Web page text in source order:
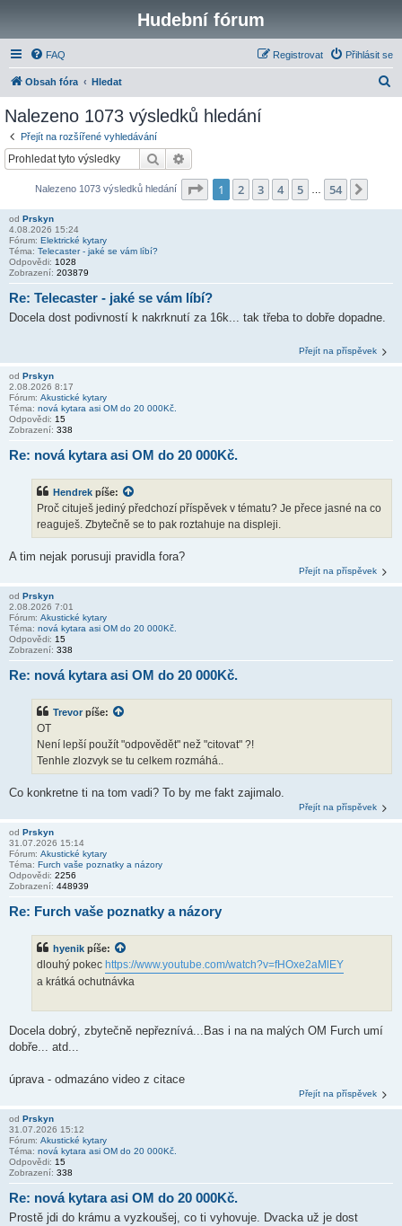
Hudební fórum
FAQ Přihlásit se
Registrovat
Obsah fóra Hledat
Nalezeno 1073 výsledků hledání
Přejít na rozšířené vyhledávání
Hledat
Nalezeno 1073 výsledků hledání Stránka z 54
1 2 3 4 5 54
od Prskyn
4.08.2026 15:24
Fórum: Elektrické kytary
Téma: Telecaster - jaké se vám líbí?
Odpovědi: 1028
Zobrazení: 203879
Re: Telecaster - jaké se vám líbí?
Docela dost podivností k nakrknutí za 16k... tak třeba to dobře dopadne.
Přejít na příspěvek
od Prskyn
2.08.2026 8:17
Fórum: Akustické kytary
Téma: nová kytara asi OM do 20 000Kč.
Odpovědi: 15
Zobrazení: 338
Re: nová kytara asi OM do 20 000Kč.
Hendrek píše:
Proč cituješ jediný předchozí příspěvek v tématu? Je přece jasné na co
reaguješ. Zbytečně se to pak roztahuje na displeji.
A tim nejak porusuji pravidla fora?
Přejít na příspěvek
od Prskyn
2.08.2026 7:01
Fórum: Akustické kytary
Téma: nová kytara asi OM do 20 000Kč.
Odpovědi: 15
Zobrazení: 338
Re: nová kytara asi OM do 20 000Kč.
Trevor píše:
OT
Není lepší použít "odpovědět" než "citovat" ?!
Tenhle zlozvyk se tu celkem rozmáhá..
Co konkretne ti na tom vadi? To by me fakt zajimalo.
Přejít na příspěvek
od
Prskyn
31.07.2026 15:14
Fórum: Akustické kytary
Téma: Furch vaše poznatky a názory
Odpovědi: 2256
Zobrazení: 448939
Re: Furch vaše poznatky a názory
hyenik píše:
dlouhý pokec https://www.youtube.com/watch?v=fHOxe2aMlEY
a krátká ochutnávka
Docela dobrý, zbytečně nepřeznívá...Bas i na na malých OM Furch umí
dobře... atd...
úprava - odmazáno video z citace
Přejít na příspěvek
od Prskyn
31.07.2026 15:12
Fórum: Akustické kytary
Téma: nová kytara asi OM do 20 000Kč.
Odpovědi: 15
Zobrazení: 338
Re: nová kytara asi OM do 20 000Kč.
Prostě jdi do krámu a vyzkoušej, co ti vyhovuje. Dvacka už je dost